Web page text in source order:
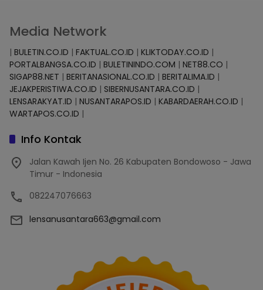
Media Network
| BULETIN.CO.ID | FAKTUAL.CO.ID | KLIKTODAY.CO.ID |
PORTALBANGSA.CO.ID | BULETININDO.COM | NET88.CO |
SIGAP88.NET | BERITANASIONAL.CO.ID | BERITALIMA.ID |
JEJAKPERISTIWA.CO.ID | SIBERNUSANTARA.CO.ID |
LENSARAKYAT.ID | NUSANTARAPOS.ID | KABARDAERAH.CO.ID |
WARTAPOS.CO.ID |
Info Kontak
Jalan Kawah Ijen No. 26 Kabupaten Bondowoso - Jawa
Timur - Indonesia
082247076663
lensanusantara663@gmail.com